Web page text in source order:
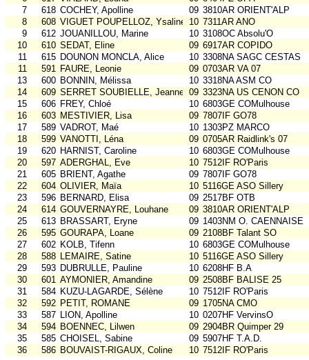
7
618 COCHEY, Apolline 09 3810AR ORIENT'ALP
8
608 VIGUET POUPELLOZ, Ysaline 10 7311AR ANO
9
612 JOUANILLOU, Marine 10 3108OC Absolu'O
10
610 SEDAT, Eline 09 6917AR COPIDO
11
615 DOUNON MONCLA, Alice 10 3308NA SAGC CESTAS
11
591 FAURE, Leonie 09 0703AR VA 07
13
600 BONNIN, Mélissa 10 3318NA ASM CO
14
609 SERRET SOUBIELLE, Jeanne 09 3323NA US CENON CO
15
606 FREY, Chloé 10 6803GE COMulhouse
16
603 MESTIVIER, Lisa 09 7807IF GO78
17
589 VADROT, Maé 10 1303PZ MARCO
18
599 VANOTTI, Léna 09 0705AR Raidlink's 07
19
620 HARNIST, Caroline 10 6803GE COMulhouse
20
597 ADERGHAL, Eve 10 7512IF RO'Paris
21
605 BRIENT, Agathe 09 7807IF GO78
22
604 OLIVIER, Maïa 10 5116GE ASO Sillery
23
596 BERNARD, Elisa 09 2517BF OTB
24
614 GOUVERNAYRE, Louhane 09 3810AR ORIENT'ALP
25
613 BRASSART, Eryne 09 1403NM O. CAENNAISE
26
595 GOURAPA, Loane 09 2108BF Talant SO
27
602 KOLB, Tifenn 10 6803GE COMulhouse
28
588 LEMAIRE, Satine 10 5116GE ASO Sillery
29
593 DUBRULLE, Pauline 10 6208HF B.A
30
601 AYMONIER, Amandine 09 2508BF BALISE 25
31
584 KUZU-LAGARDE, Sélène 10 7512IF RO'Paris
32
592 PETIT, ROMANE 09 1705NA CMO
33
587 LION, Apolline 10 0207HF VervinsO
34
594 BOENNEC, Lilwen 09 2904BR Quimper 29
35
585 CHOISEL, Sabine 09 5907HF T.A.D.
36
586 BOUVAIST-RIGAUX, Coline 10 7512IF RO'Paris